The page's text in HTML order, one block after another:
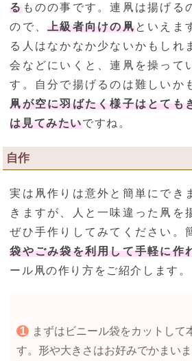
るものの事です。連凧は揚げる
ので、上級者向けの凧といえま
る人はなかなか少ないかもしれ
会などにいくと、連凧を操って
す。自分で揚げるのは難しいか
凧が空に羽ばたく様子はとても
は見てみたいですね。
自作
実は凧作りは意外と簡単にでき
きますが、人と一味違った凧を
ぜひ手作りしてみてください。
袋やごみ袋を利用して手軽に作
ール凧の作り方をご紹介します。
まずはビニール袋をカットして
す。形や大きさはお好みでかまい